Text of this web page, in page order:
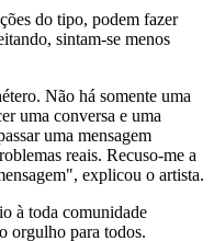
do tipo, podem fazer
sintam-se menos
Não há somente uma
uma conversa e uma
uma mensagem
reais. Recuso-me a
explicou o artista.
à toda comunidade
orgulho para todos.